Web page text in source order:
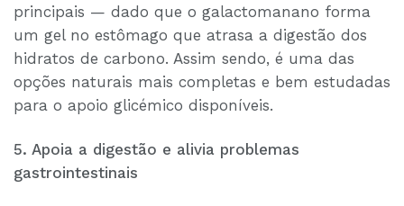
principais — dado que o galactomanano forma
um gel no estômago que atrasa a digestão dos
hidratos de carbono. Assim sendo, é uma das
opções naturais mais completas e bem estudadas
para o apoio glicémico disponíveis.
5. Apoia a digestão e alivia problemas
gastrointestinais